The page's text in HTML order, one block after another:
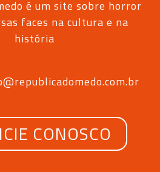
é um site sobre horror
faces na cultura e na
história
CONOSCO